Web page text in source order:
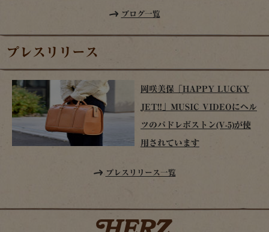
ブログ一覧
プレスリリース
岡咲美保「HAPPY LUCKY
JET!!」MUSIC VIDEOにヘル
ツのパドレボストン(V-5)が使
用されています
プレスリリース一覧